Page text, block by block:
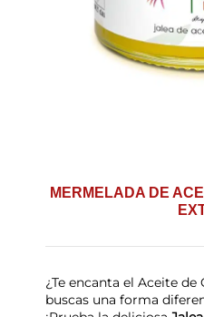
MERMELADA DE
¿Te encanta el Aceite
buscas una forma